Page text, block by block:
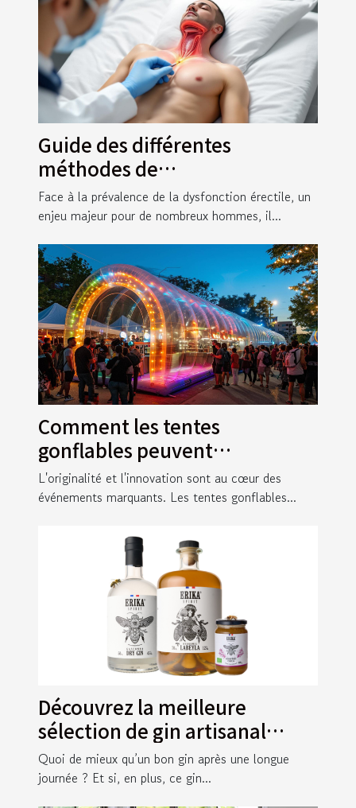
Guide des différentes
méthodes de
revascularisation pour la
dysfonction érectile
Face à la prévalence de la dysfonction érectile, un
enjeu majeur pour de nombreux hommes, il...
Comment les tentes
gonflables peuvent
transformer vos événements
en spectacles
L'originalité et l'innovation sont au cœur des
événements marquants. Les tentes gonflables...
Découvrez la meilleure
sélection de gin artisanal
français !
Quoi de mieux qu’un bon gin après une longue
journée ? Et si, en plus, ce gin...